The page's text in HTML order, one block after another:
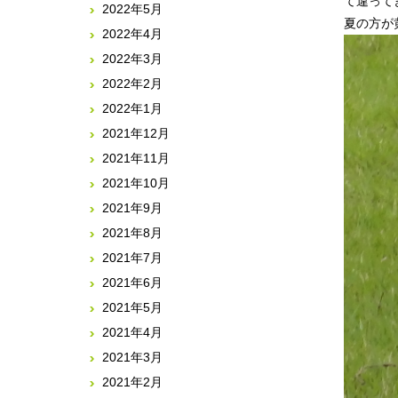
2022年5月
2022年4月
2022年3月
2022年2月
2022年1月
2021年12月
2021年11月
2021年10月
2021年9月
2021年8月
2021年7月
2021年6月
2021年5月
2021年4月
2021年3月
2021年2月